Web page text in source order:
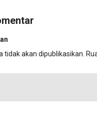
tidak akan dipublikasikan.